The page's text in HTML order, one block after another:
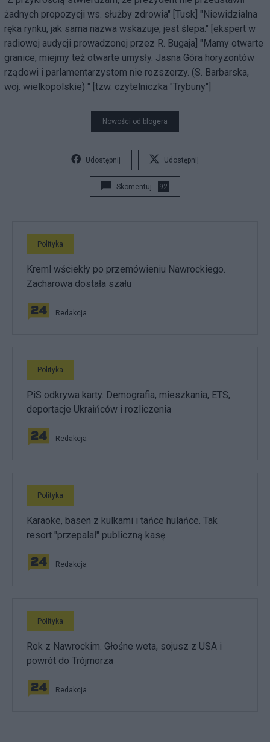
żadnych propozycji ws. służby zdrowia" [Tusk] "Niewidzialna
ręka rynku, jak sama nazwa wskazuje, jest ślepa." [ekspert w
radiowej audycji prowadzonej przez R. Bugaja] "Mamy otwarte
granice, miejmy też otwarte umysły. Jasna Góra horyzontów
rządowi i parlamentarzystom nie rozszerzy. (S. Barbarska,
woj. wielkopolskie) " [tzw. czytelniczka "Trybuny"]
Nowości od blogera
Udostępnij Udostępnij
Skomentuj 92
Polityka
Kreml wściekły po przemówieniu Nawrockiego.
Zacharowa dostała szału
Redakcja
Polityka
PiS odkrywa karty. Demografia, mieszkania, ETS,
deportacje Ukraińców i rozliczenia
Redakcja
Polityka
Karaoke, basen z kulkami i tańce hulańce. Tak
resort "przepalał" publiczną kasę
Redakcja
Polityka
Rok z Nawrockim. Głośne weta, sojusz z USA i
powrót do Trójmorza
Redakcja